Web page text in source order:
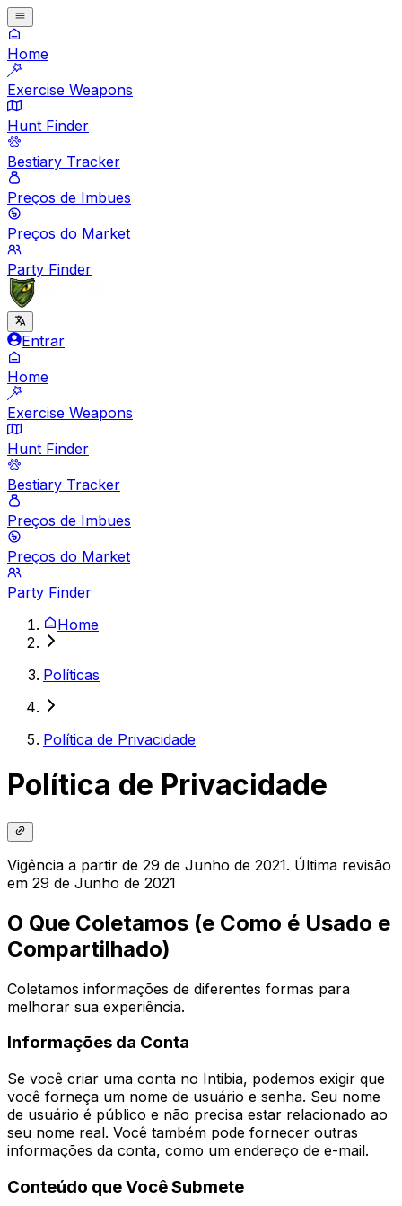
Home
Exercise Weapons
Hunt Finder
Bestiary Tracker
Preços de Imbues
Preços do Market
Party Finder
Entrar
Home
Exercise Weapons
Hunt Finder
Bestiary Tracker
Preços de Imbues
Preços do Market
Party Finder
Home
Políticas
Política de Privacidade
Política de Privacidade
Vigência a partir de 29 de Junho de 2021. Última revisão
em 29 de Junho de 2021
O Que Coletamos (e Como é Usado e
Compartilhado)
Coletamos informações de diferentes formas para
melhorar sua experiência.
Informações da Conta
Se você criar uma conta no Intibia, podemos exigir que
você forneça um nome de usuário e senha. Seu nome
de usuário é público e não precisa estar relacionado ao
seu nome real. Você também pode fornecer outras
informações da conta, como um endereço de e-mail.
Conteúdo que Você Submete